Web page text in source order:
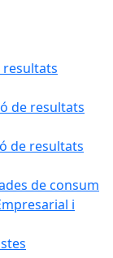
resultats
de resultats
de resultats
de consum
i